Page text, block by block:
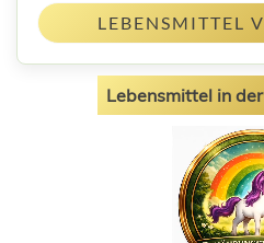
LEBENSMITTEL
Lebensmittel in